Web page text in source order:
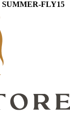
SUMMER-FLY15